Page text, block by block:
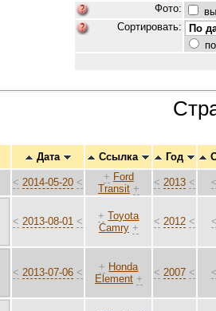
Фото:
Сортировать:
Дата Ссылка Год
< 2014-05-20 < + Ford
Transit +
< 2013 <
< 2013-08-01 < + Toyota
Camry +
< 2012 <
< 2013-07-06 < + Honda
Element +
< 2007 <